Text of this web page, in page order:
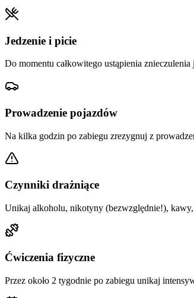
Jedzenie i picie
Do momentu całkowitego ustąpienia
Prowadzenie pojazdów
Na kilka godzin po zabiegu zrezygnuj z
Czynniki drażniące
Unikaj alkoholu, nikotyny (bezwzględnie!),
Ćwiczenia fizyczne
Przez około 2 tygodnie po zabiegu unikaj